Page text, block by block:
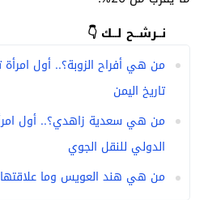
نــرشــح لــك 👇
من هي أفراح الزوبة؟.. أول
تاريخ اليمن
من هي سعدية زاهدي؟.. أول امرأة
الدولي للنقل الجوي
من هي هند العويس وما علاقتها